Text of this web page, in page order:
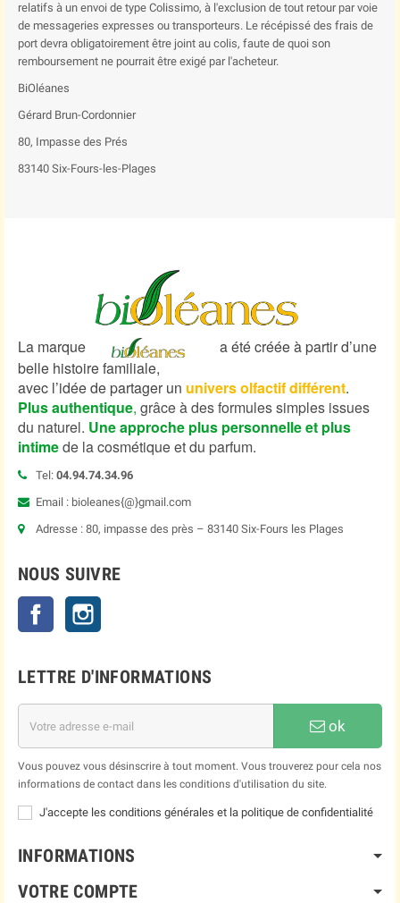
relatifs à un envoi de type Colissimo, à l'exclusion de tout retour par voie
de messageries expresses ou transporteurs. Le récépissé des frais de
port devra obligatoirement être joint au colis, faute de quoi son
remboursement ne pourrait être exigé par l'acheteur.
BiOléanes
Gérard Brun-Cordonnier
80, Impasse des Prés
83140 Six-Fours-les-Plages
La marque
a été créée à partir d’une
belle histoire familiale,
avec l’idée de partager un univers olfactif différent.
Plus authentique, grâce à des formules simples issues
du naturel. Une approche plus personnelle et plus
intimede la cosmétique et du parfum.
Tel: 04.94.74.34.96
Email : bioleanes{@}gmail.com
Adresse : 80, impasse des près – 83140 Six-Fours les Plages
NOUS SUIVRE
Facebook
LETTRE D'INFORMATIONS
ok
Vous pouvez vous désinscrire à tout moment. Vous trouverez pour cela nos
informations de contact dans les conditions d'utilisation du site.
J'accepte les conditions générales et la politique de confidentialité
INFORMATIONS
VOTRE COMPTE